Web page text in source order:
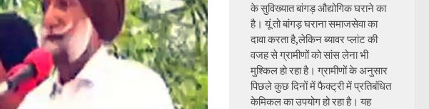
के सुविख्यात बांगड़ औद्योगिक घराने का
है। यूं तो बांगड़ घराना समाजसेवा का
दावा करता है,लेकिन ब्यावर प्लांट की
वजह से ग्रामीणों को सांस लेना भी
मुश्किल हो रहा है। ग्रामीणों के अनुसार
पिछले कुछ दिनों में फैक्ट्री में प्रतिबंधित
केमिकल का उपयोग हो रहा है। यह